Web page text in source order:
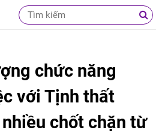
chức năng
với Tịnh thất
chốt chặn từ